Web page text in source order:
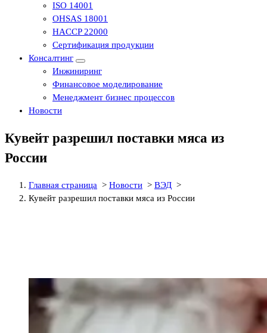
ISO 14001
OHSAS 18001
HACCP 22000
Сертификация продукции
Консалтинг
Инжиниринг
Финансовое моделирование
Менеджмент бизнес процессов
Новости
Кувейт разрешил поставки мяса из
России
Главная страница > Новости > ВЭД >
Кувейт разрешил поставки мяса из России